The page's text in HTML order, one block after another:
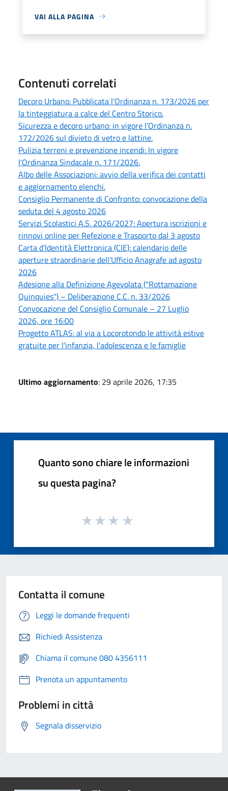
VAI ALLA PAGINA
Contenuti correlati
Decoro Urbano: Pubblicata l'Ordinanza n. 173/2026 per
la tinteggiatura a calce del Centro Storico.
Sicurezza e decoro urbano: in vigore l’Ordinanza n.
172/2026 sul divieto di vetro e lattine.
Pulizia terreni e prevenzione incendi: In vigore
l'Ordinanza Sindacale n. 171/2026.
Albo delle Associazioni: avvio della verifica dei contatti
e aggiornamento elenchi.
Consiglio Permanente di Confronto: convocazione della
seduta del 4 agosto 2026
Servizi Scolastici A.S. 2026/2027: Apertura iscrizioni e
rinnovi online per Refezione e Trasporto dal 3 agosto
Carta d’Identità Elettronica (CIE): calendario delle
aperture straordinarie dell’Ufficio Anagrafe ad agosto
2026
Adesione alla Definizione Agevolata ("Rottamazione
Quinquies") – Deliberazione C.C. n. 33/2026
Convocazione del Consiglio Comunale – 27 Luglio
2026, ore 16:00
Progetto ATLAS: al via a Locorotondo le attività estive
gratuite per l'infanzia, l'adolescenza e le famiglie
Ultimo aggiornamento: 29 aprile 2026, 17:35
Quanto sono chiare le informazioni
su questa pagina?
Contatta il comune
Leggi le domande frequenti
Richiedi Assistenza
Chiama il comune 080 4356111
Prenota un appuntamento
Problemi in città
Segnala disservizio